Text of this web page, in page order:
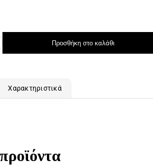
Προσθήκη στο καλάθι
Χαρακτηριστικά